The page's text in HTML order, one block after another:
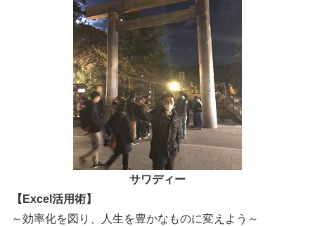
サワディー
【Excel活用術】
～効率化を図り、人生を豊かなものに変えよう～